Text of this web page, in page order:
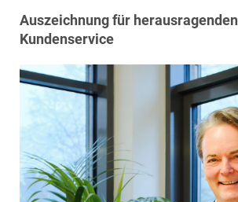
CTP Österreich
EPHIC Group
epmedia Werbeagentur
ESTINA Immobilien
Grossmann + Kaswurm Immobilien
Gutwerk Immobilien Treuhand
Auszeichnung für herausragenden
Kundenservice